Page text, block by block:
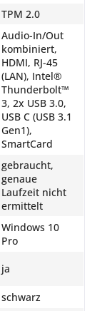
TPM 2.0
Audio-In/Out
kombiniert,
HDMI, RJ-45
(LAN), Intel®
Thunderbolt™
3, 2x USB 3.0,
USB C (USB 3.1
Gen1),
SmartCard
gebraucht,
genaue
Laufzeit nicht
ermittelt
Windows 10
Pro
ja
schwarz